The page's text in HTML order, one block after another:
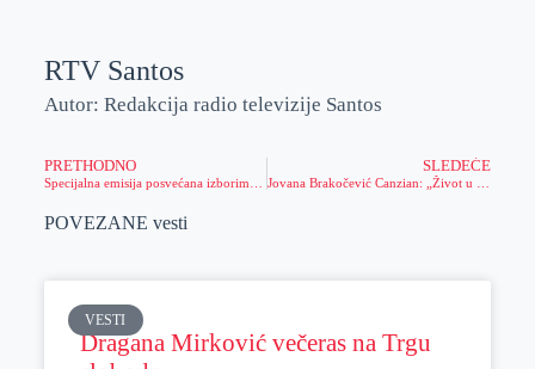
RTV Santos
Autor: Redakcija radio televizije Santos
PRETHODNO SLEDEĆE
POVEZANE vesti
VESTI
Dragana Mirković večeras na Trgu